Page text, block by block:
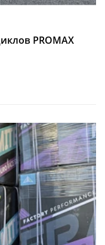
PROMAX